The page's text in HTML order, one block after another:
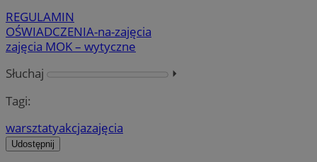
REGULAMIN
OŚWIADCZENIA-na-zajęcia
zajęcia MOK – wytyczne
Słuchaj
⏵︎
Tagi:
warsztatyakcjazajęcia
Udostępnij